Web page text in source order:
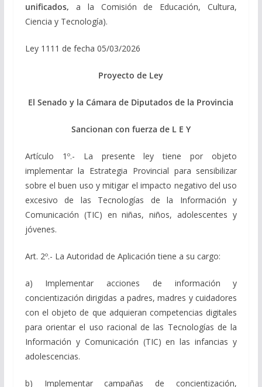
unificados, a la Comisión de Educación, Cultura,
Ciencia y Tecnología).
Ley 1111 de fecha 05/03/2026
Proyecto de Ley
El Senado y la Cámara de Diputados de la Provincia
Sancionan con fuerza de L E Y
Artículo 1º.- La presente ley tiene por objeto
implementar la Estrategia Provincial para sensibilizar
sobre el buen uso y mitigar el impacto negativo del uso
excesivo de las Tecnologías de la Información y
Comunicación (TIC) en niñas, niños, adolescentes y
jóvenes.
Art. 2º.- La Autoridad de Aplicación tiene a su cargo:
a) Implementar acciones de información y
concientización dirigidas a padres, madres y cuidadores
con el objeto de que adquieran competencias digitales
para orientar el uso racional de las Tecnologías de la
Información y Comunicación (TIC) en las infancias y
adolescencias.
b) Implementar campañas de concientización,